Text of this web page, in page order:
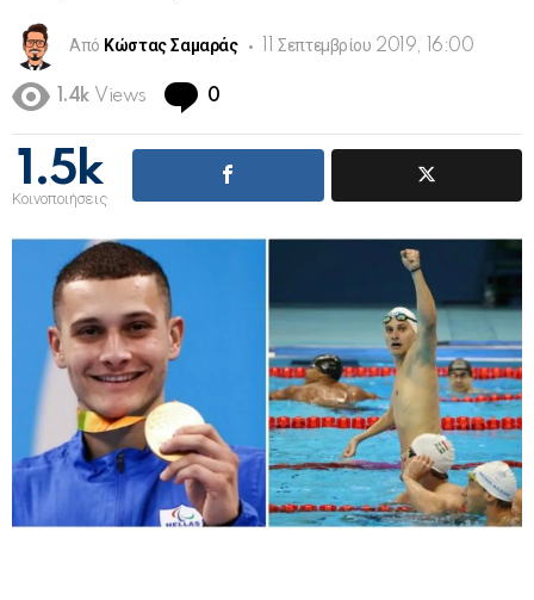
Από Κώστας Σαμαράς 11 Σεπτεμβρίου 2019, 16:00
1.4k Views 0
1.5k
Κοινοποιήσεις